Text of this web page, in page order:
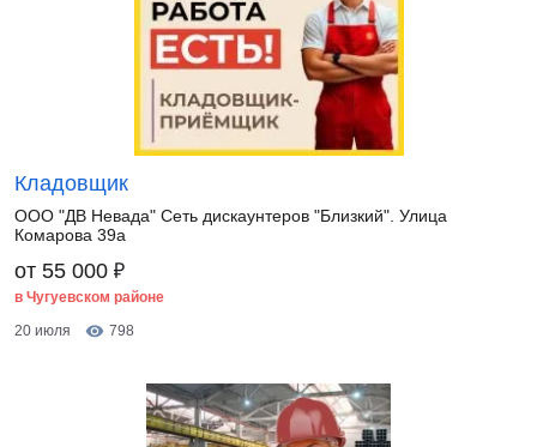
Кладовщик
ООО "ДВ Невада" Сеть дискаунтеров "Близкий". Улица
Комарова 39а
от 55 000 ₽
в Чугуевском районе
20 июля
798